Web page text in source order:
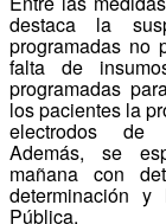
destaca la
programadas no
falta de
programadas
los pacientes la
electrodos de
Además, se
mañana con
determinación
Pública.